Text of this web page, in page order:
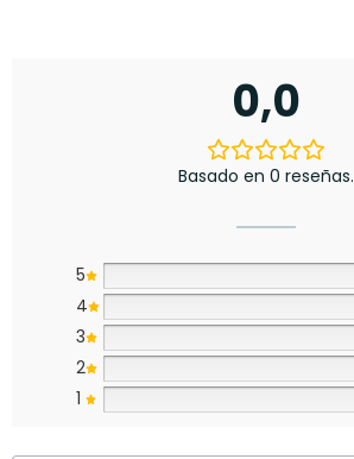
0,0
Basado en 0 reseñas.
5
4
3
2
1